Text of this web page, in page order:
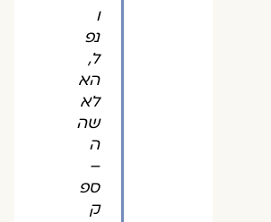
ו
נפ
ל,
הא
לא
שה
ה
–
ספ
ק